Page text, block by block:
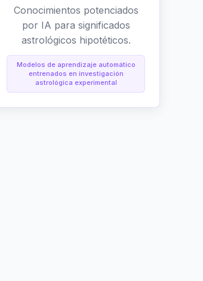
Conocimientos potenciados
por IA para significados
astrológicos hipotéticos.
Modelos de aprendizaje automático
entrenados en investigación
astrológica experimental